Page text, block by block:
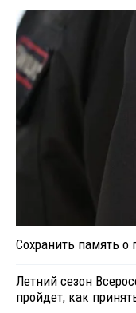
Сохранить память о
Летний сезон
пройдет, как